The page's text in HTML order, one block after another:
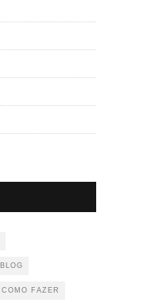
BLOG
COMO FAZER